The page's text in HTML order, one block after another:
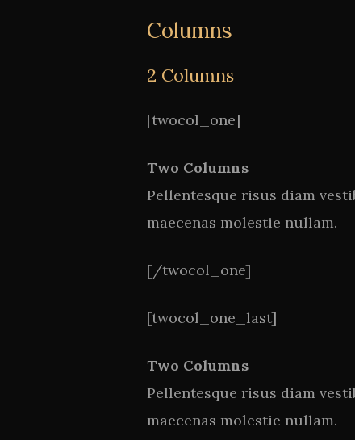
Columns
2 Columns
[twocol_one]
Two Columns
Pellentesque risus diam
maecenas molestie nullam.
[/twocol_one]
[twocol_one_last]
Two Columns
Pellentesque risus diam
maecenas molestie nullam.